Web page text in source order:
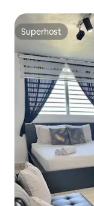
Superhost
Superhost